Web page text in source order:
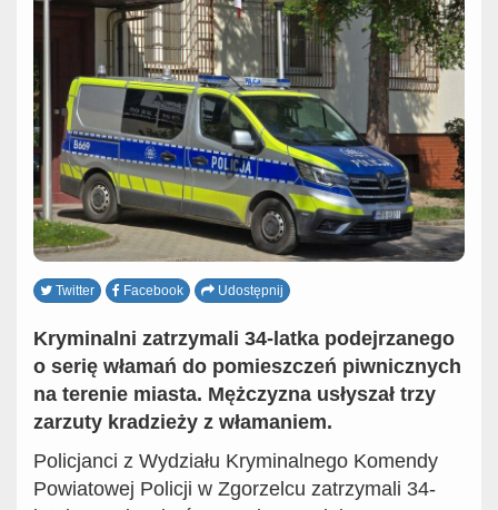
Twitter Facebook Udostępnij
Kryminalni zatrzymali 34-latka podejrzanego
o serię włamań do pomieszczeń piwnicznych
na terenie miasta. Mężczyzna usłyszał trzy
zarzuty kradzieży z włamaniem.
Policjanci z Wydziału Kryminalnego Komendy
Powiatowej Policji w Zgorzelcu zatrzymali 34-